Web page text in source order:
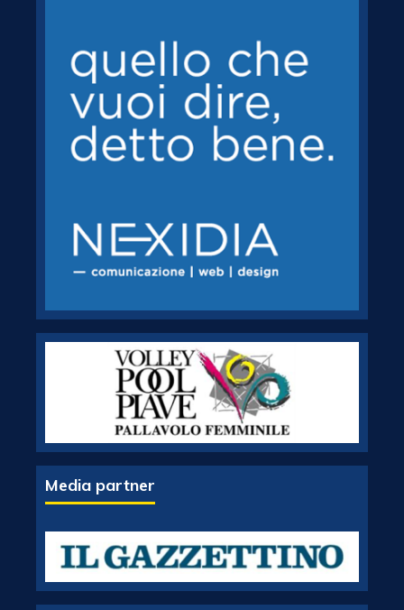
Media partner